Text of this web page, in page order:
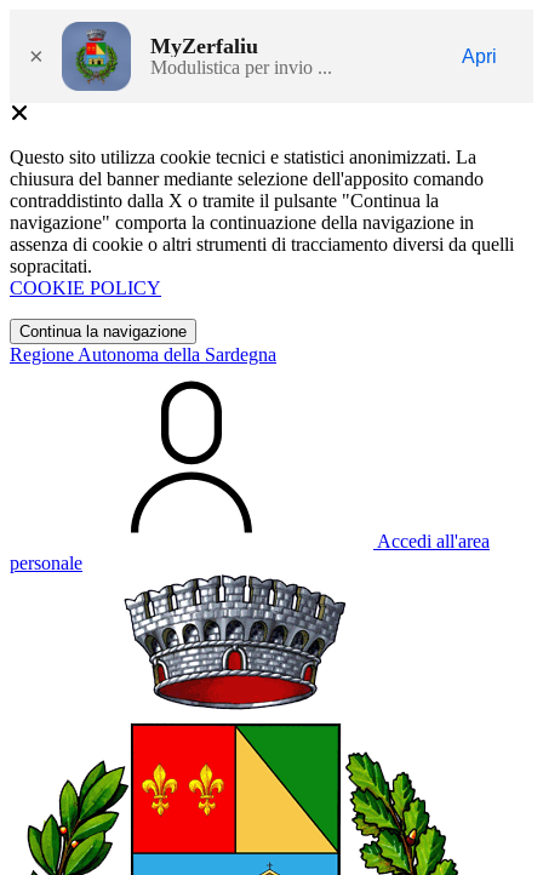
× MyZerfaliu
Modulistica per invio ...
Apri
Questo sito utilizza cookie tecnici e statistici anonimizzati. La
chiusura del banner mediante selezione dell'apposito comando
contraddistinto dalla X o tramite il pulsante "Continua la
navigazione" comporta la continuazione della navigazione in
assenza di cookie o altri strumenti di tracciamento diversi da quelli
sopracitati.
COOKIE POLICY
Continua la navigazione
Regione Autonoma della Sardegna
Accedi all'area
personale